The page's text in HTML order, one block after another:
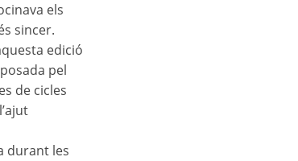
els
sincer.
edició
pel
de cicles
durant les